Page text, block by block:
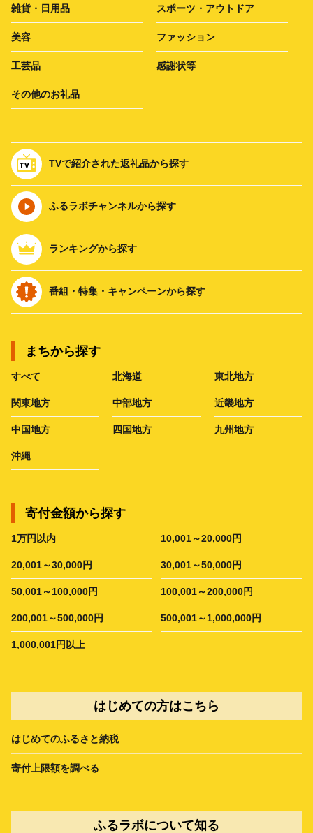
雑貨・日用品 スポーツ・アウトドア
美容 ファッション
工芸品 感謝状等
その他のお礼品
TVで紹介された返礼品から探す
ふるラボチャンネルから探す
ランキングから探す
番組・特集・キャンペーンから探す
まちから探す
すべて 北海道 東北地方
関東地方 中部地方 近畿地方
中国地方 四国地方 九州地方
沖縄
寄付金額から探す
1万円以内 10,001～20,000円
20,001～30,000円 30,001～50,000円
50,001～100,000円 100,001～200,000円
200,001～500,000円 500,001～1,000,000円
1,000,001円以上
はじめての方はこちら
はじめてのふるさと納税
寄付上限額を調べる
ふるラボについて知る